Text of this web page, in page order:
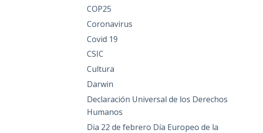
COP25
Coronavirus
Covid 19
CSIC
Cultura
Darwin
Declaración Universal de los Derechos
Humanos
Dia 22 de febrero Día Europeo de la